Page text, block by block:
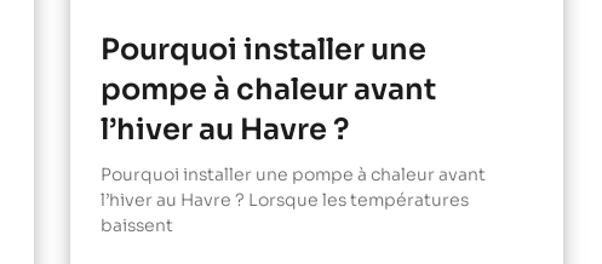
Pourquoi installer une
pompe à chaleur avant
l’hiver au Havre ?
Pourquoi installer une pompe à chaleur avant
l’hiver au Havre ? Lorsque les températures
baissent